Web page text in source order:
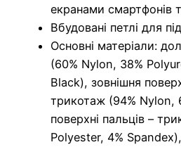
екранами смартфонів
Вбудовані петлі для
Основні матеріали:
(60% Nylon, 38%
Black), зовнішня
трикотаж (94% Nylon,
поверхні пальців –
Polyester, 4%